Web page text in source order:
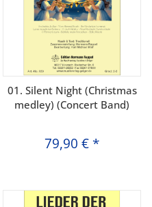
01. Silent Night (Christmas
medley) (Concert Band)
79,90 € *